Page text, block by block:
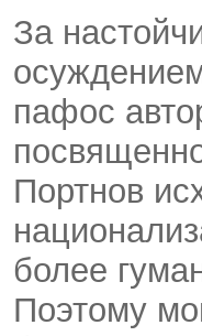
За
пафос
Портнов
более
Поэтому